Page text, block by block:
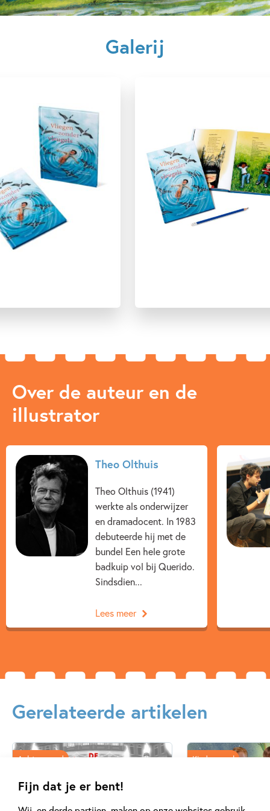
Fijn dat je er bent!
7 – 9 jaar
9 – 12 jaar
Galerij
Over de auteur en de
illustrator
Theo Olthuis
Theo Olthuis (1941)
werkte als onderwijzer
en dramadocent. In 1983
debuteerde hij met de
bundel Een hele grote
badkuip vol bij Querido.
Sindsdien...
Lees meer
Gerelateerde artikelen
Achtergrond Kinderpanel